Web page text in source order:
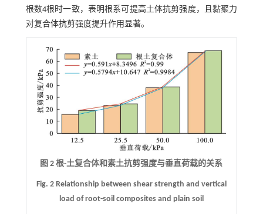
根数4根时一致，表明根系可提高土体抗剪强度，且黏聚力
对复合体抗剪强度提升作用显著。
图 2 根-土复合体和素土抗剪强度与垂直荷载的关系
Fig. 2 Relationship between shear strength and vertical
load of root-soil composites and plain soil